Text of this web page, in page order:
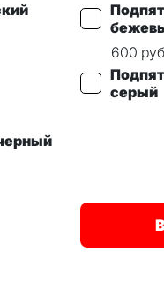
600
серый